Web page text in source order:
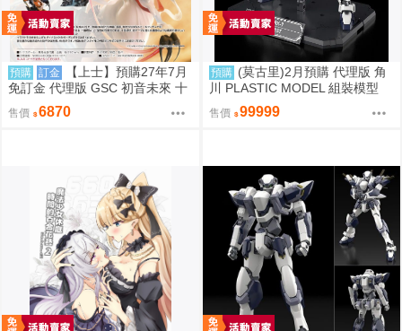
預購 訂金
【上士】預購27年7月
免訂金 代理版 GSC 初音未來 十
面埋伏Ver. 1/7 再版
售價 6870
預購 (莫古里)2月預購 代理版 角
川 PLASTIC MODEL 組裝模型
驚爆危機 1/48 強弩兵 特別套組
免訂金
售價 99999